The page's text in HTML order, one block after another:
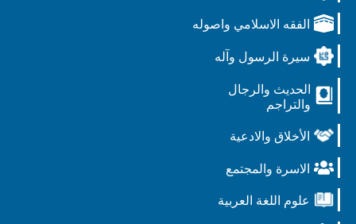
الفقه الاسلامي واصوله
سيرة الرسول وآله
الحديث والرجال
والتراجم
الأخلاق والادعية
الاسرة والمجتمع
علوم اللغة العربية